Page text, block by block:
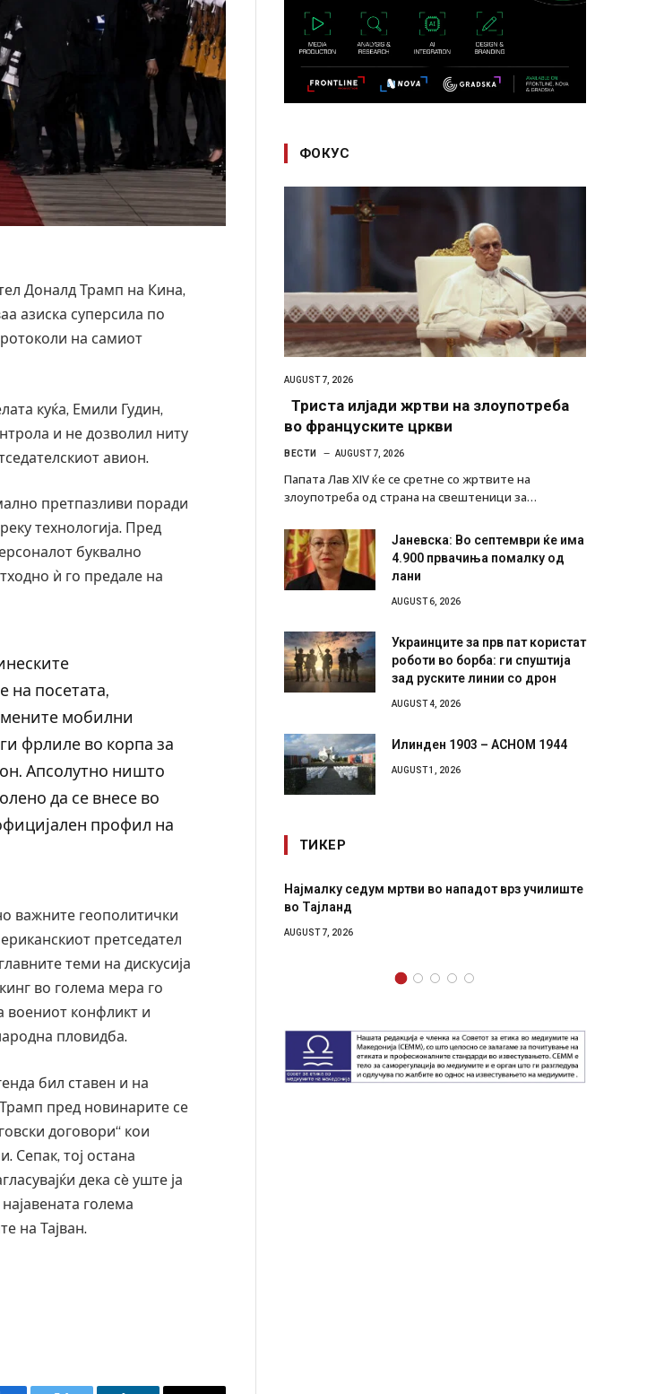
Доналд Трамп на Кина,
азиска суперсила по
на самиот
куќа, Емили Гудин,
и не дозволил ниту
авион.
претпазливи поради
технологија. Пред
буквално
ѝ го предале на
на посетата,
мобилни
фрлиле во корпа за
Апсолутно ништо
да се внесе во
профил на
важните геополитички
претседател
теми на дискусија
во голема мера го
воениот конфликт и
пловидба.
бил ставен и на
пред новинарите се
договори“ кои
Сепак, тој остана
дека сè уште ја
голема
на Тајван.
ФОКУС
AUGUST 7, 2026
Триста илјади жртви на злоупотреба
во француските цркви
ВЕСТИ AUGUST 7, 2026
Папата Лав XIV ќе се сретне со жртвите на
злоупотреба од страна на свештеници за…
Јаневска: Во септември ќе има
4.900 првачиња помалку од
лани
AUGUST 6, 2026
Украинците за прв пат користат
роботи во борба: ги спуштија
зад руските линии со дрон
AUGUST 4, 2026
Илинден 1903 – АСНОМ 1944
AUGUST 1, 2026
ТИКЕР
Најмалку седум мртви во нападот врз училиште
СОЗИС: Украинците повеќе им веруваат на